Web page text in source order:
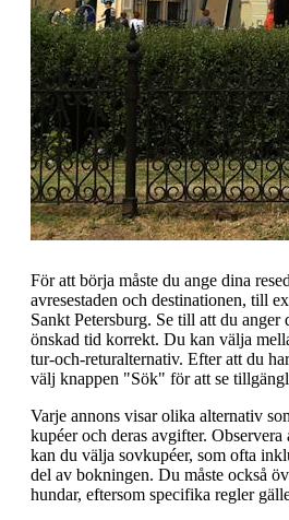
För att börja måste du ange dina
avresestaden och destinationen, till
Sankt Petersburg. Se till att du anger
önskad tid korrekt. Du kan välja
tur-och-returalternativ. Efter att du
välj knappen "Sök" för att se
Varje annons visar olika alternativ
kupéer och deras avgifter.
kan du välja sovkupéer, som ofta
del av bokningen. Du måste också
hundar, eftersom specifika regler